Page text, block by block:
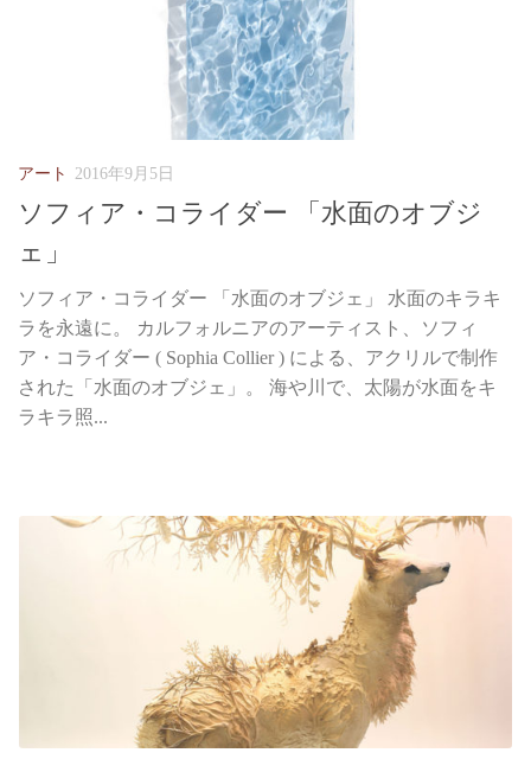
アート 2016年9月5日
ソフィア・コライダー 「水面のオブジ
ェ」
ソフィア・コライダー 「水面のオブジェ」 水面のキラキ
ラを永遠に。 カルフォルニアのアーティスト、ソフィ
ア・コライダー ( Sophia Collier ) による、アクリルで制作
された「水面のオブジェ」。 海や川で、太陽が水面をキ
ラキラ照...